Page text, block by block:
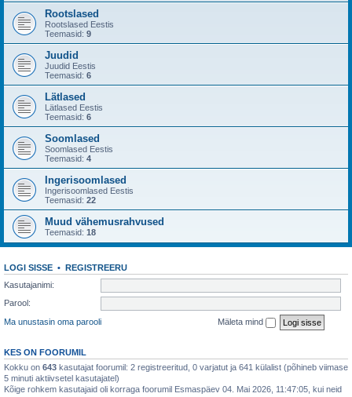
Rootslased
Rootslased Eestis
Teemasid: 9
Juudid
Juudid Eestis
Teemasid: 6
Lätlased
Lätlased Eestis
Teemasid: 6
Soomlased
Soomlased Eestis
Teemasid: 4
Ingerisoomlased
Ingerisoomlased Eestis
Teemasid: 22
Muud vähemusrahvused
Teemasid: 18
LOGI SISSE • REGISTREERU
Kasutajanimi:
Parool:
Ma unustasin oma parooli
Mäleta mind
KES ON FOORUMIL
Kokku on 643 kasutajat foorumil: 2 registreeritud, 0 varjatut ja 641 külalist (põhineb viimase
5 minuti aktiivsetel kasutajatel)
Kõige rohkem kasutajaid oli korraga foorumil Esmaspäev 04. Mai 2026, 11:47:05, kui neid